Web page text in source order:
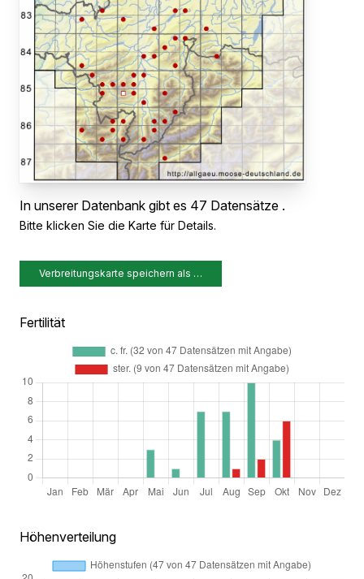
In unserer Datenbank gibt es 47 Datensätze .
Bitte klicken Sie die Karte für Details.
Verbreitungskarte speichern als …
Fertilität
Höhenverteilung